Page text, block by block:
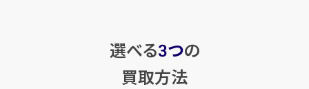
選べる3つの
買取方法